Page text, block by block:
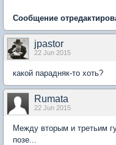
Сообщение
jpastor
22 Jun 2015
какой парадняк-то хоть?
Rumata
22 Jun 2015
Между вторым и третьим
позе...